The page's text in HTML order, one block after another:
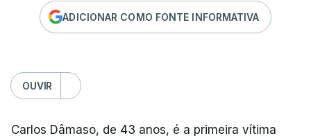
ADICIONAR COMO FONTE INFORMATIVA
OUVIR
Carlos Dâmaso, de 43 anos, é a primeira vítima